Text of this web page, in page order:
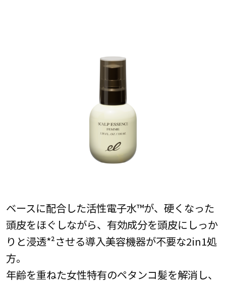
ベースに配合した活性電子水™が、硬くなった
頭皮をほぐしながら、有効成分を頭皮にしっか
りと浸透*²させる導入美容機器が不要な2in1処
方。
年齢を重ねた女性特有のペタンコ髪を解消し、